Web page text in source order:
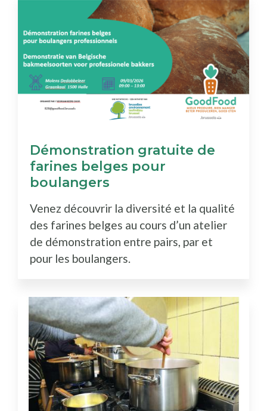
Démonstration gratuite de
farines belges pour
boulangers
Venez découvrir la diversité et la qualité
des farines belges au cours d’un atelier
de démonstration entre pairs, par et
pour les boulangers.